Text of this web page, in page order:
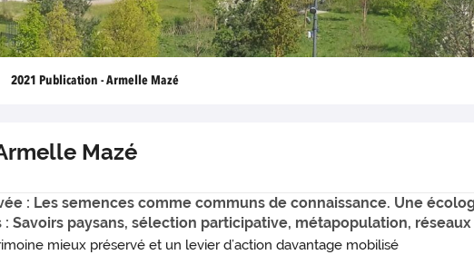
2021 Publication - Armelle Mazé
Mazé
: Les semences comme communs de connaissance. Une
: Savoirs paysans, sélection participative, métapopulation,
mieux préservé et un levier d’action davantage mobilisé